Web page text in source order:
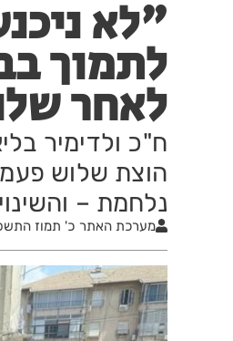
"לא
לתמוך
לאחר
ח"כ ולדימיר
הוצת שלוש
נלחמת –
מערכת האתר כ' תמוז